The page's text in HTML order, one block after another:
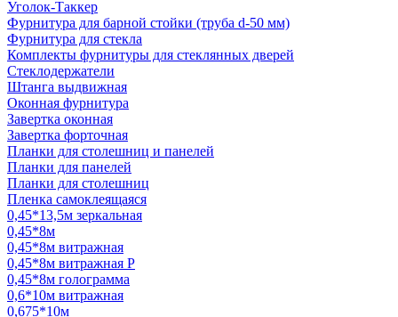
Уголок-Таккер
Фурнитура для барной стойки (труба d-50 мм)
Фурнитура для стекла
Комплекты фурнитуры для стеклянных дверей
Стеклодержатели
Штанга выдвижная
Оконная фурнитура
Завертка оконная
Завертка форточная
Планки для столешниц и панелей
Планки для панелей
Планки для столешниц
Пленка самоклеящаяся
0,45*13,5м зеркальная
0,45*8м
0,45*8м витражная
0,45*8м витражная Р
0,45*8м голограмма
0,6*10м витражная
0,675*10м